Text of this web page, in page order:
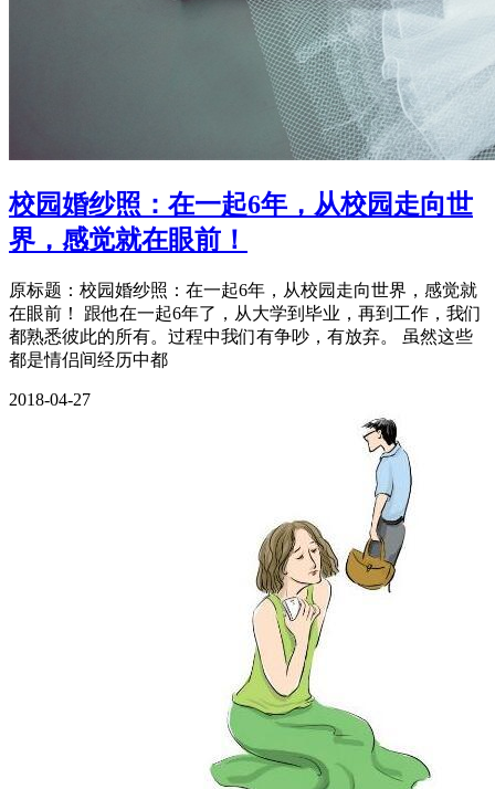
校园婚纱照：在一起6年，从校园走向世
界，感觉就在眼前！
原标题：校园婚纱照：在一起6年，从校园走向世界，感觉就
在眼前！ 跟他在一起6年了，从大学到毕业，再到工作，我们
都熟悉彼此的所有。过程中我们有争吵，有放弃。 虽然这些
都是情侣间经历中都
2018-04-27